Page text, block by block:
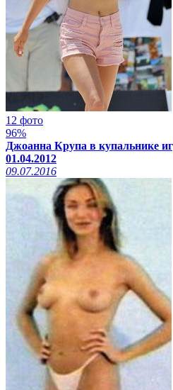
12 фото
96%
Джоанна Крупа в купальнике
01.04.2012
09.07.2016